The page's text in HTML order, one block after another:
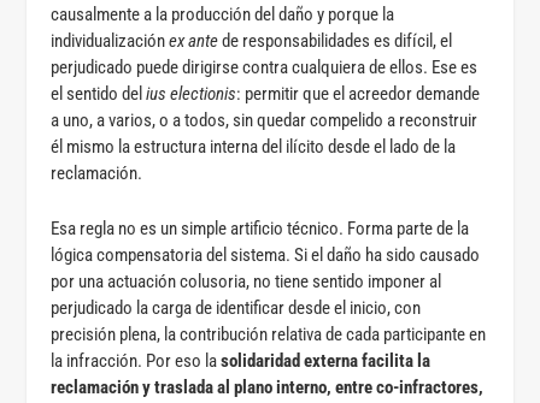
causalmente a la producción del daño y porque la
individualizaciónex antede responsabilidades es difícil, el
perjudicado puede dirigirse contra cualquiera de ellos. Ese es
el sentido delius electionis: permitir que el acreedor demande
a uno, a varios, o a todos, sin quedar compelido a reconstruir
él mismo la estructura interna del ilícito desde el lado de la
reclamación.
Esa regla no es un simple artificio técnico. Forma parte de la
lógica compensatoria del sistema. Si el daño ha sido causado
por una actuación colusoria, no tiene sentido imponer al
perjudicado la carga de identificar desde el inicio, con
precisión plena, la contribución relativa de cada participante en
la infracción. Por eso lasolidaridad externa facilita la
reclamación y traslada al plano interno, entre co-infractores,